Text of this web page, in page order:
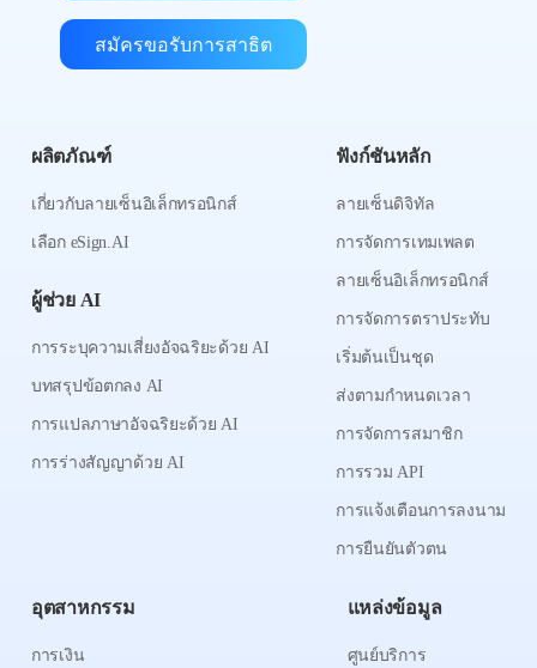
สมัครขอรับการสาธิต
ผลิตภัณฑ์
เกี่ยวกับลายเซ็นอิเล็กทรอนิกส์
เลือก eSign.AI
ผู้ช่วย AI
การระบุความเสี่ยงอัจฉริยะด้วย AI
บทสรุปข้อตกลง AI
การแปลภาษาอัจฉริยะด้วย AI
การร่างสัญญาด้วย AI
ฟังก์ชันหลัก
ลายเซ็นดิจิทัล
การจัดการเทมเพลต
ลายเซ็นอิเล็กทรอนิกส์
การจัดการตราประทับ
เริ่มต้นเป็นชุด
ส่งตามกำหนดเวลา
การจัดการสมาชิก
การรวม API
การแจ้งเตือนการลงนาม
การยืนยันตัวตน
อุตสาหกรรม
การเงิน
แหล่งข้อมูล
ศูนย์บริการ